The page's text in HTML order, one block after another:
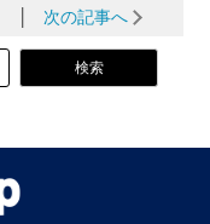
次の記事へ